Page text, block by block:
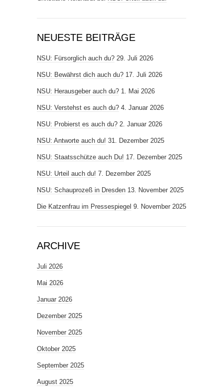
NEUESTE BEITRÄGE
NSU: Fürsorglich auch du? 29. Juli 2026
NSU: Bewährst dich auch du? 17. Juli 2026
NSU: Herausgeber auch du? 1. Mai 2026
NSU: Verstehst es auch du? 4. Januar 2026
NSU: Probierst es auch du? 2. Januar 2026
NSU: Antworte auch du! 31. Dezember 2025
NSU: Staatsschütze auch Du! 17. Dezember 2025
NSU: Urteil auch du! 7. Dezember 2025
NSU: Schauprozeß in Dresden 13. November 2025
Die Katzenfrau im Pressespiegel 9. November 2025
ARCHIVE
Juli 2026
Mai 2026
Januar 2026
Dezember 2025
November 2025
Oktober 2025
September 2025
August 2025